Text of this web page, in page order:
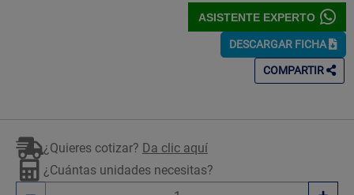
ASISTENTE EXPERTO
DESCARGAR FICHA
COMPARTIR
¿Quieres cotizar? Da clic aquí
¿Cuántas unidades necesitas?